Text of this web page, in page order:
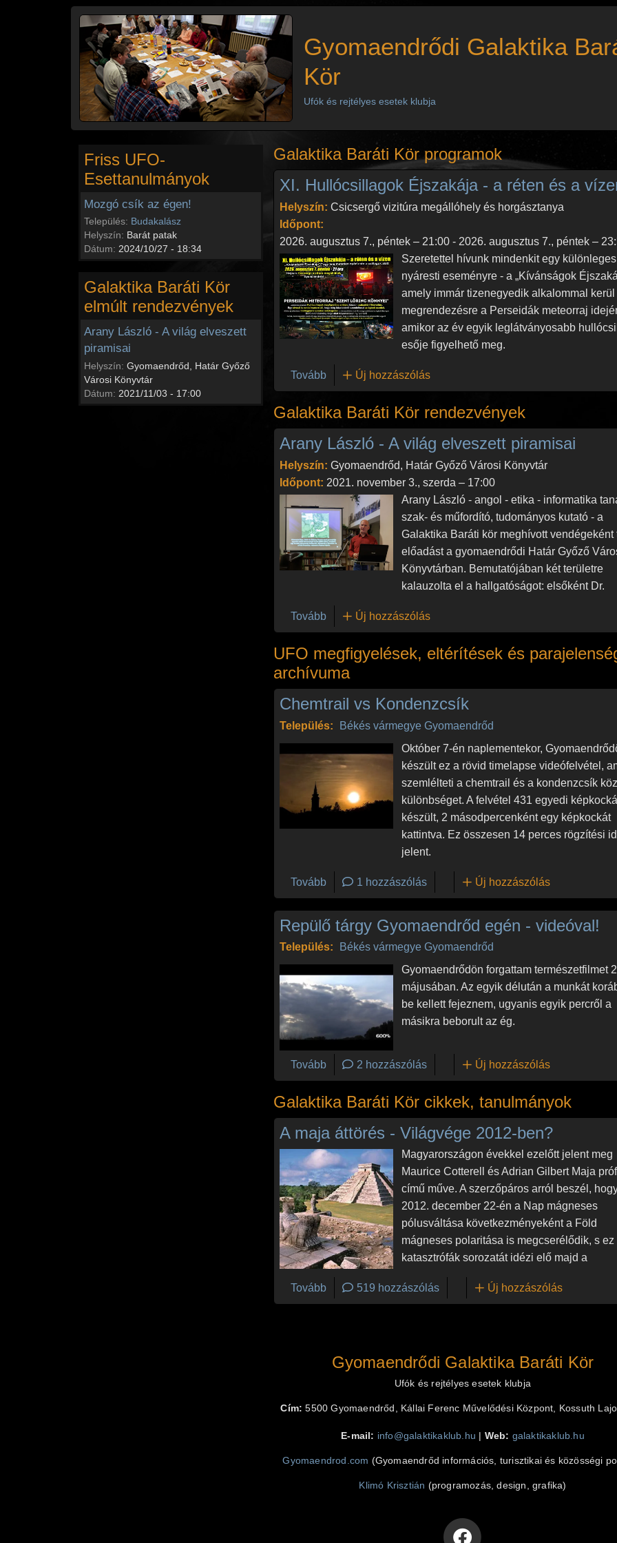
Ugrás a tartalomra
Gyomaendrődi Galaktika
Kör
Ufók és rejtélyes esetek klubja
Galaktika Baráti Kör programok
XI. Hullócsillagok Éjszakája - a réten és a
Helyszín: Csicsergő vizitúra megállóhely és horgásztanya
Időpont:
2026. augusztus 7., péntek – 21:00- 2026. augusztus 7., péntek –
Szeretettel hívunk mindenkit egy különleges
nyáresti eseményre - a „Kívánságok
amely immár tizenegyedik alkalommal kerül
megrendezésre a Perseidák meteorraj
amikor az év egyik leglátványosabb
esője figyelhető meg.
Tovább(XI. Hullócsillagok Éjszakája - a réten és a vízen)
Új hozzászólás
Galaktika Baráti Kör rendezvények
Arany László - A világ elveszett piramisai
Helyszín: Gyomaendrőd, Határ Győző Városi Könyvtár
Időpont: 2021. november 3., szerda – 17:00
Arany László - angol - etika - informatika
szak- és műfordító, tudományos kutató - a
Galaktika Baráti kör meghívott vendégeként
előadást a gyomaendrődi Határ Győző
Könyvtárban. Bemutatójában két területre
kalauzolta el a hallgatóságot: elsőként Dr.
Tovább(Arany László - A világ elveszett piramisai)
Új hozzászólás
UFO megfigyelések, eltérítések és
archívuma
Chemtrail vs Kondenzcsík
Település: Békés vármegye Gyomaendrőd
Október 7-én naplementekor,
készült ez a rövid timelapse videófelvétel,
szemlélteti a chemtrail és a kondenzcsík
különbséget. A felvétel 431 egyedi
készült, 2 másodpercenként egy képkockát
kattintva. Ez összesen 14 perces rögzítési
jelent.
Tovább(Chemtrail vs Kondenzcsík)
1 hozzászólás Új hozzászólás
Repülő tárgy Gyomaendrőd egén - videóval!
Település: Békés vármegye Gyomaendrőd
Gyomaendrődön forgattam természetfilmet
májusában. Az egyik délután a munkát
be kellett fejeznem, ugyanis egyik percről a
másikra beborult az ég.
Tovább(Repülő tárgy Gyomaendrőd egén - videóval!)
2 hozzászólás Új hozzászólás
Galaktika Baráti Kör cikkek, tanulmányok
A maja áttörés - Világvége 2012-ben?
Magyarországon évekkel ezelőtt jelent meg
Maurice Cotterell és Adrian Gilbert Maja
című műve. A szerzőpáros arról beszél,
2012. december 22-én a Nap mágneses
pólusváltása következményeként a Föld
mágneses polaritása is megcserélődik, s ez
katasztrófák sorozatát idézi elő majd a
Tovább(A maja áttörés - Világvége 2012-ben?)
519 hozzászólás Új hozzászólás
Friss UFO-
Esettanulmányok
Mozgó csík az égen!
Település: Budakalász
Helyszín: Barát patak
Dátum: 2024/10/27 - 18:34
Galaktika Baráti Kör
elmúlt rendezvények
Arany László - A világ elveszett
piramisai
Helyszín: Gyomaendrőd, Határ Győző
Városi Könyvtár
Dátum: 2021/11/03 - 17:00
Gyomaendrődi Galaktika Baráti Kör
Ufók és rejtélyes esetek klubja
Cím: 5500 Gyomaendrőd, Kállai Ferenc Művelődési Központ, Kossuth
E-mail: info@galaktikaklub.hu Web: galaktikaklub.hu
Gyomaendrod.com (Gyomaendrőd információs, turisztikai és közösségi
Klimó Krisztián (programozás, design, grafika)